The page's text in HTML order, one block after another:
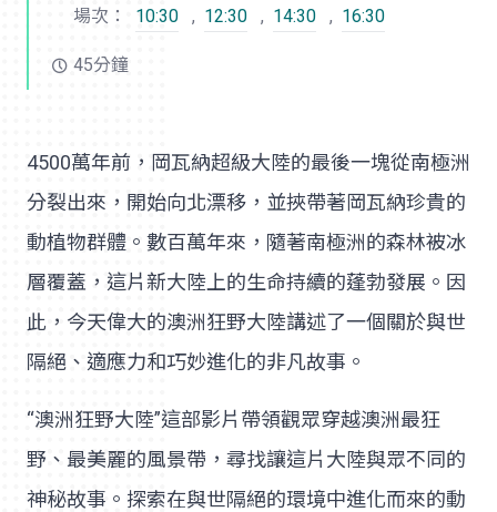
場次：
10:30 , 12:30 , 14:30 , 16:30
45分鐘
4500萬年前，岡瓦納超級大陸的最後一塊從南極洲
分裂出來，開始向北漂移，並挾帶著岡瓦納珍貴的
動植物群體。數百萬年來，隨著南極洲的森林被冰
層覆蓋，這片新大陸上的生命持續的蓬勃發展。因
此，今天偉大的澳洲狂野大陸講述了一個關於與世
隔絕、適應力和巧妙進化的非凡故事。
“澳洲狂野大陸”這部影片帶領觀眾穿越澳洲最狂
野、最美麗的風景帶，尋找讓這片大陸與眾不同的
神秘故事。探索在與世隔絕的環境中進化而來的動